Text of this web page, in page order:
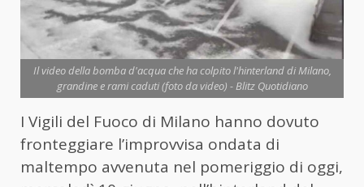
Il video della bomba d'acqua che ha colpito l'hinterland di Milano,
grandine e rami caduti (foto da video) - Blitz Quotidiano
I Vigili del Fuoco di Milano hanno dovuto
fronteggiare l’improvvisa ondata di
maltempo avvenuta nel pomeriggio di oggi,